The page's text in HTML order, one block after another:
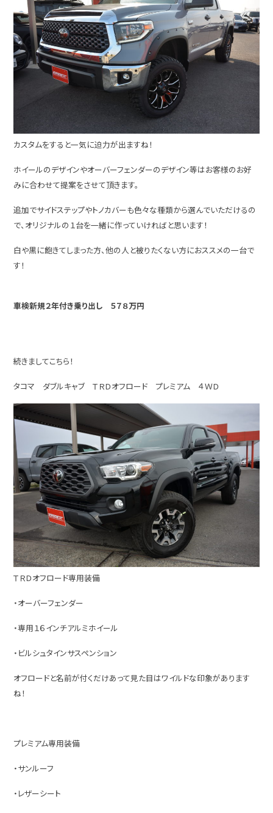
カスタムをすると一気に迫力が出ますね！
ホイールのデザインやオーバーフェンダーのデザイン等はお客様のお好
みに合わせて提案をさせて頂きます。
追加でサイドステップやトノカバーも色々な種類から選んでいただけるの
で、オリジナルの１台を一緒に作っていければと思います！
白や黒に飽きてしまった方、他の人と被りたくない方におススメの一台で
す！
車検新規２年付き乗り出し ５７８万円
続きましてこちら！
タコマ ダブルキャブ ＴＲＤオフロード プレミアム ４ＷＤ
ＴＲＤオフロード専用装備
・オーバーフェンダー
・専用１６インチアルミホイール
・ビルシュタインサスペンション
オフロードと名前が付くだけあって見た目はワイルドな印象があります
ね！
プレミアム専用装備
・サンルーフ
・レザーシート